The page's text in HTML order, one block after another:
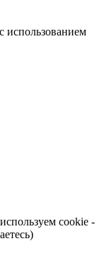
использованием
cookie -